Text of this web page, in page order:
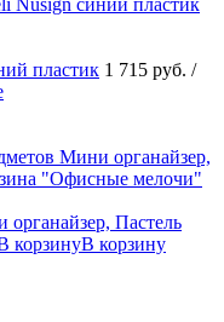
пластик 1 715 руб. /
Пастель
В корзину